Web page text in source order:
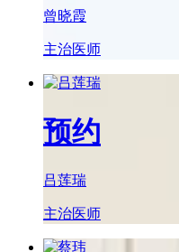
曾晓霞
主治医师
预约
吕莲瑞
主治医师